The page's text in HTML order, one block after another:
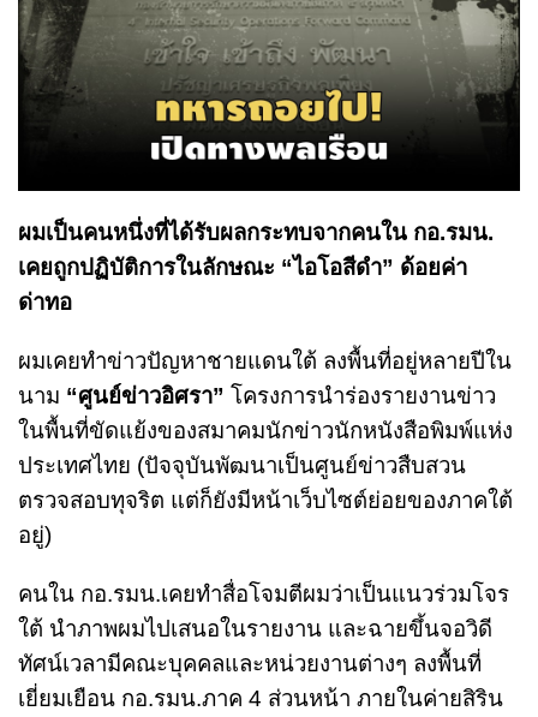
ผมเป็นคนหนึ่งที่ได้รับผลกระทบจากคนใน กอ.รมน.
เคยถูกปฏิบัติการในลักษณะ “ไอโอสีดำ” ด้อยค่า
ด่าทอ
ผมเคยทำข่าวปัญหาชายแดนใต้ ลงพื้นที่อยู่หลายปีใน
นาม “ศูนย์ข่าวอิศรา” โครงการนำร่องรายงานข่าว
ในพื้นที่ขัดแย้งของสมาคมนักข่าวนักหนังสือพิมพ์แห่ง
ประเทศไทย (ปัจจุบันพัฒนาเป็นศูนย์ข่าวสืบสวน
ตรวจสอบทุจริต แต่ก็ยังมีหน้าเว็บไซต์ย่อยของภาคใต้
อยู่)
คนใน กอ.รมน.เคยทำสื่อโจมตีผมว่าเป็นแนวร่วมโจร
ใต้ นำภาพผมไปเสนอในรายงาน และฉายขึ้นจอวิดี
ทัศน์เวลามีคณะบุคคลและหน่วยงานต่างๆ ลงพื้นที่
เยี่ยมเยือน กอ.รมน.ภาค 4 ส่วนหน้า ภายในค่ายสิริน